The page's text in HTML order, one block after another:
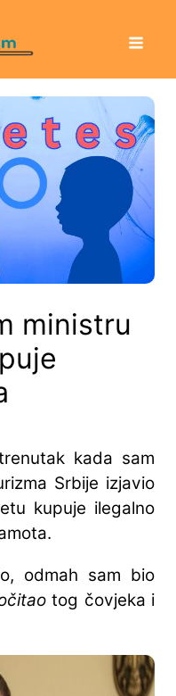
ministru
kada sam
Srbije izjavio
kupuje ilegalno
odmah sam bio
tog čovjeka i